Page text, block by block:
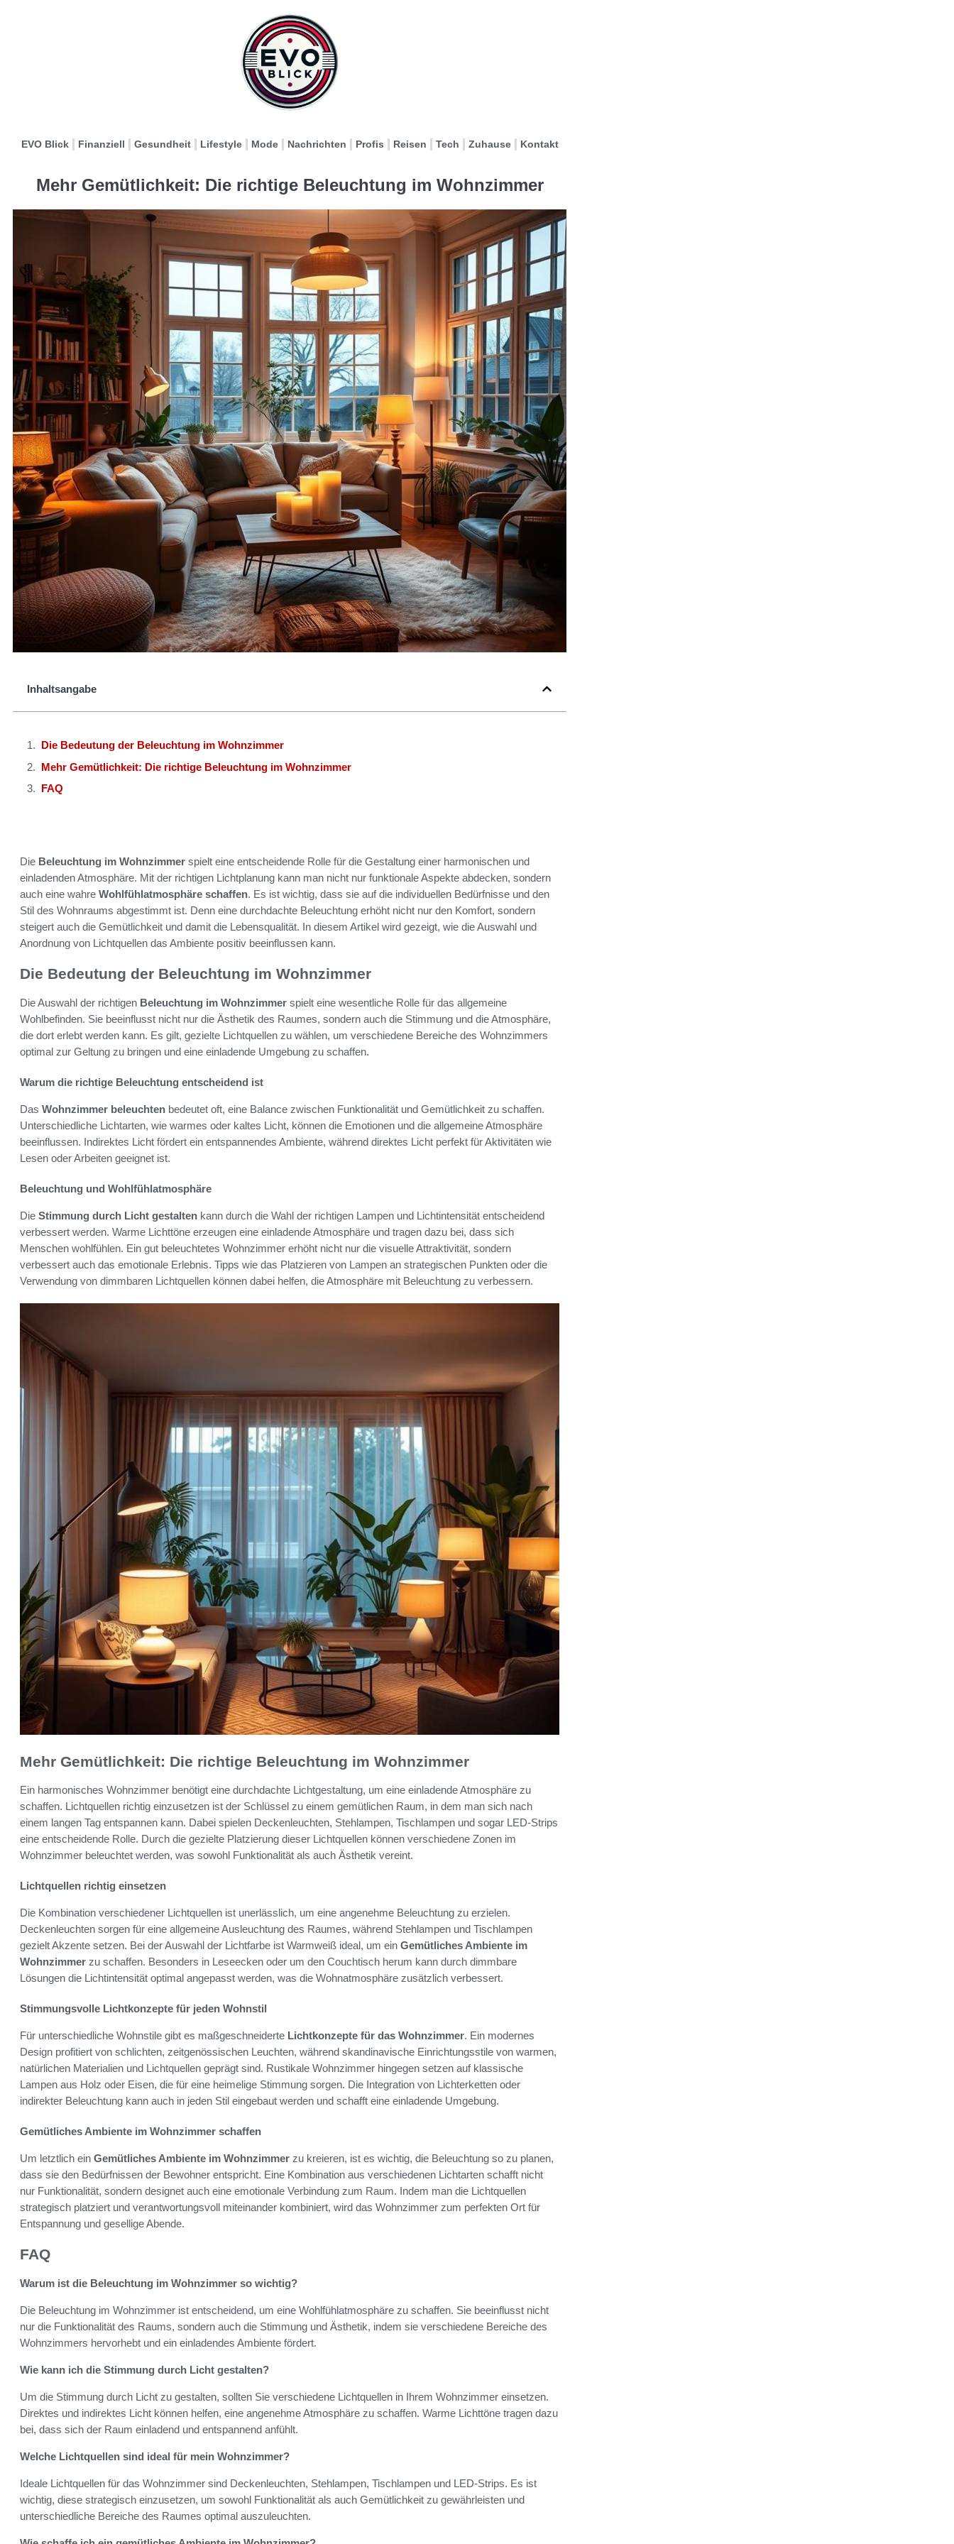
EVO Blick Finanziell Gesundheit Lifestyle Mode Nachrichten Profis Reisen Tech Zuhause Kontakt
Mehr Gemütlichkeit: Die richtige Beleuchtung im Wohnzimmer
Inhaltsangabe
Die Bedeutung der Beleuchtung im Wohnzimmer
Mehr Gemütlichkeit: Die richtige Beleuchtung im Wohnzimmer
FAQ
Die Beleuchtung im Wohnzimmer spielt eine entscheidende Rolle für die Gestaltung einer harmonischen und
einladenden Atmosphäre. Mit der richtigen Lichtplanung kann man nicht nur funktionale Aspekte abdecken, sondern
auch eine wahre Wohlfühlatmosphäre schaffen. Es ist wichtig, dass sie auf die individuellen Bedürfnisse und den
Stil des Wohnraums abgestimmt ist. Denn eine durchdachte Beleuchtung erhöht nicht nur den Komfort, sondern
steigert auch die Gemütlichkeit und damit die Lebensqualität. In diesem Artikel wird gezeigt, wie die Auswahl und
Anordnung von Lichtquellen das Ambiente positiv beeinflussen kann.
Die Bedeutung der Beleuchtung im Wohnzimmer
Die Auswahl der richtigen Beleuchtung im Wohnzimmer spielt eine wesentliche Rolle für das allgemeine
Wohlbefinden. Sie beeinflusst nicht nur die Ästhetik des Raumes, sondern auch die Stimmung und die Atmosphäre,
die dort erlebt werden kann. Es gilt, gezielte Lichtquellen zu wählen, um verschiedene Bereiche des Wohnzimmers
optimal zur Geltung zu bringen und eine einladende Umgebung zu schaffen.
Warum die richtige Beleuchtung entscheidend ist
Das Wohnzimmer beleuchten bedeutet oft, eine Balance zwischen Funktionalität und Gemütlichkeit zu schaffen.
Unterschiedliche Lichtarten, wie warmes oder kaltes Licht, können die Emotionen und die allgemeine Atmosphäre
beeinflussen. Indirektes Licht fördert ein entspannendes Ambiente, während direktes Licht perfekt für Aktivitäten wie
Lesen oder Arbeiten geeignet ist.
Beleuchtung und Wohlfühlatmosphäre
Die Stimmung durch Licht gestalten kann durch die Wahl der richtigen Lampen und Lichtintensität entscheidend
verbessert werden. Warme Lichttöne erzeugen eine einladende Atmosphäre und tragen dazu bei, dass sich
Menschen wohlfühlen. Ein gut beleuchtetes Wohnzimmer erhöht nicht nur die visuelle Attraktivität, sondern
verbessert auch das emotionale Erlebnis. Tipps wie das Platzieren von Lampen an strategischen Punkten oder die
Verwendung von dimmbaren Lichtquellen können dabei helfen, die Atmosphäre mit Beleuchtung zu verbessern.
Mehr Gemütlichkeit: Die richtige Beleuchtung im Wohnzimmer
Ein harmonisches Wohnzimmer benötigt eine durchdachte Lichtgestaltung, um eine einladende Atmosphäre zu
schaffen. Lichtquellen richtig einzusetzen ist der Schlüssel zu einem gemütlichen Raum, in dem man sich nach
einem langen Tag entspannen kann. Dabei spielen Deckenleuchten, Stehlampen, Tischlampen und sogar LED-Strips
eine entscheidende Rolle. Durch die gezielte Platzierung dieser Lichtquellen können verschiedene Zonen im
Wohnzimmer beleuchtet werden, was sowohl Funktionalität als auch Ästhetik vereint.
Lichtquellen richtig einsetzen
Die Kombination verschiedener Lichtquellen ist unerlässlich, um eine angenehme Beleuchtung zu erzielen.
Deckenleuchten sorgen für eine allgemeine Ausleuchtung des Raumes, während Stehlampen und Tischlampen
gezielt Akzente setzen. Bei der Auswahl der Lichtfarbe ist Warmweiß ideal, um ein Gemütliches Ambiente im
Wohnzimmer zu schaffen. Besonders in Leseecken oder um den Couchtisch herum kann durch dimmbare
Lösungen die Lichtintensität optimal angepasst werden, was die Wohnatmosphäre zusätzlich verbessert.
Stimmungsvolle Lichtkonzepte für jeden Wohnstil
Für unterschiedliche Wohnstile gibt es maßgeschneiderte Lichtkonzepte für das Wohnzimmer. Ein modernes
Design profitiert von schlichten, zeitgenössischen Leuchten, während skandinavische Einrichtungsstile von warmen,
natürlichen Materialien und Lichtquellen geprägt sind. Rustikale Wohnzimmer hingegen setzen auf klassische
Lampen aus Holz oder Eisen, die für eine heimelige Stimmung sorgen. Die Integration von Lichterketten oder
indirekter Beleuchtung kann auch in jeden Stil eingebaut werden und schafft eine einladende Umgebung.
Gemütliches Ambiente im Wohnzimmer schaffen
Um letztlich ein Gemütliches Ambiente im Wohnzimmer zu kreieren, ist es wichtig, die Beleuchtung so zu planen,
dass sie den Bedürfnissen der Bewohner entspricht. Eine Kombination aus verschiedenen Lichtarten schafft nicht
nur Funktionalität, sondern designet auch eine emotionale Verbindung zum Raum. Indem man die Lichtquellen
strategisch platziert und verantwortungsvoll miteinander kombiniert, wird das Wohnzimmer zum perfekten Ort für
Entspannung und gesellige Abende.
FAQ
Warum ist die Beleuchtung im Wohnzimmer so wichtig?
Die Beleuchtung im Wohnzimmer ist entscheidend, um eine Wohlfühlatmosphäre zu schaffen. Sie beeinflusst nicht
nur die Funktionalität des Raums, sondern auch die Stimmung und Ästhetik, indem sie verschiedene Bereiche des
Wohnzimmers hervorhebt und ein einladendes Ambiente fördert.
Wie kann ich die Stimmung durch Licht gestalten?
Um die Stimmung durch Licht zu gestalten, sollten Sie verschiedene Lichtquellen in Ihrem Wohnzimmer einsetzen.
Direktes und indirektes Licht können helfen, eine angenehme Atmosphäre zu schaffen. Warme Lichttöne tragen dazu
bei, dass sich der Raum einladend und entspannend anfühlt.
Welche Lichtquellen sind ideal für mein Wohnzimmer?
Ideale Lichtquellen für das Wohnzimmer sind Deckenleuchten, Stehlampen, Tischlampen und LED-Strips. Es ist
wichtig, diese strategisch einzusetzen, um sowohl Funktionalität als auch Gemütlichkeit zu gewährleisten und
unterschiedliche Bereiche des Raumes optimal auszuleuchten.